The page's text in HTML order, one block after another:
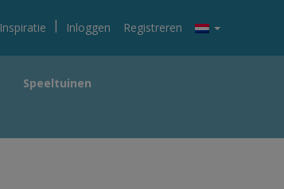
Inspiratie | Inloggen Registreren
Speeltuinen